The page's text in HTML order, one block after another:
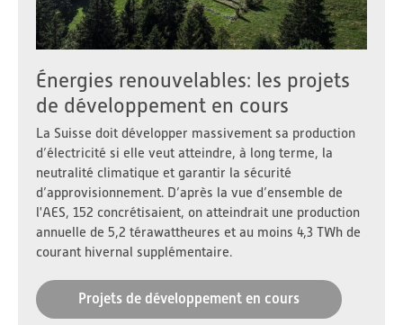
Énergies renouvelables: les projets
de développement en cours
La Suisse doit développer massivement sa production
d’électricité si elle veut atteindre, à long terme, la
neutralité climatique et garantir la sécurité
d’approvisionnement. D’après la vue d’ensemble de
l'AES, 152 concrétisaient, on atteindrait une production
annuelle de 5,2 térawattheures et au moins 4,3 TWh de
courant hivernal supplémentaire.
Projets de développement en cours